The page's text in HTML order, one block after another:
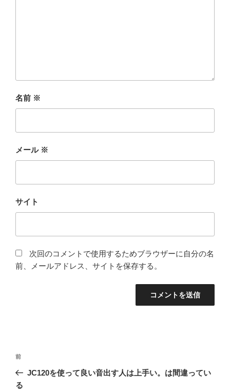
名前 ※
メール ※
サイト
次回のコメントで使用するためブラウザーに自分の名
前、メールアドレス、サイトを保存する。
投
ナ
前
の
投
前
JC120を使って良い音出す人は上手い。は間違ってい
る